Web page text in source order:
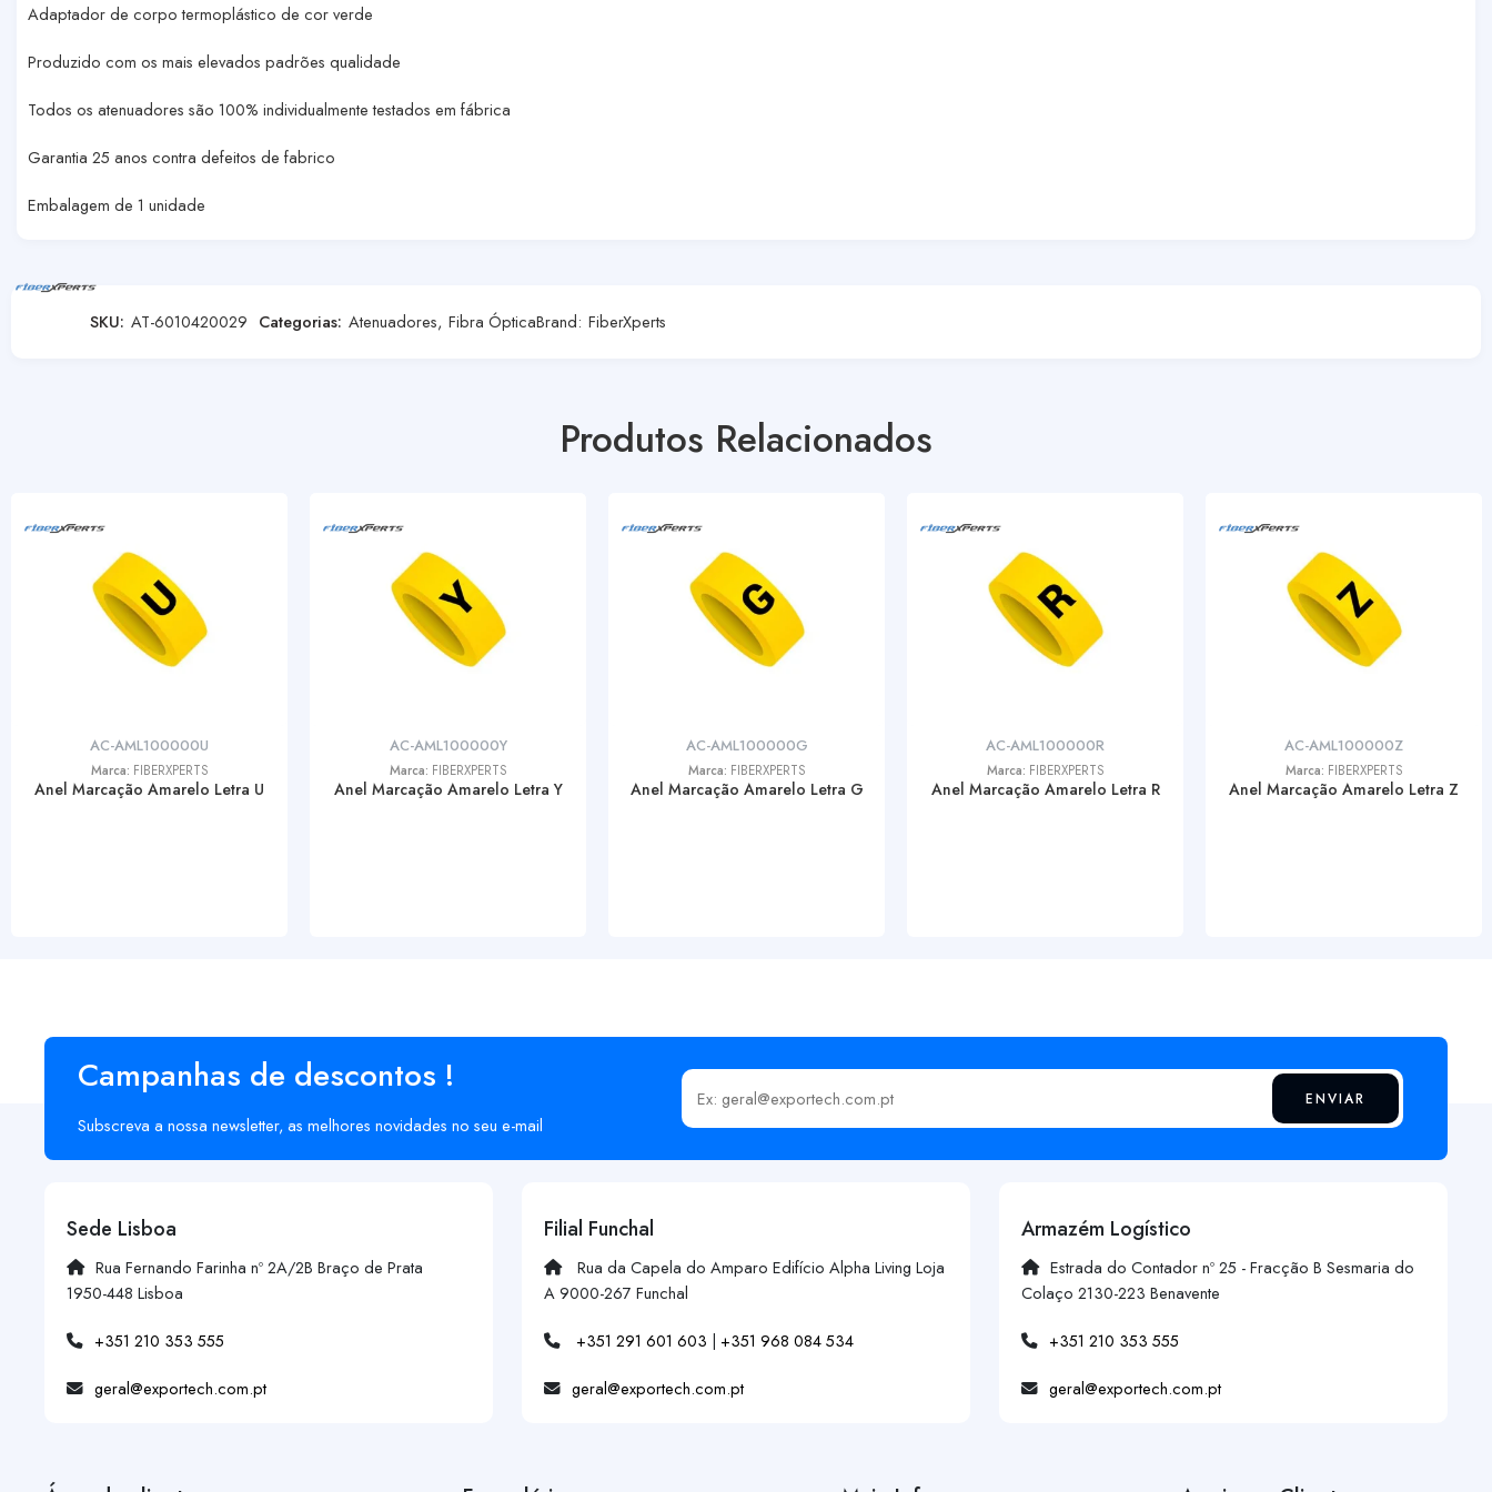
Adaptador de corpo termoplástico de cor verde
Produzido com os mais elevados padrões qualidade
Todos os atenuadores são 100% individualmente testados em fábrica
Garantia 25 anos contra defeitos de fabrico
Embalagem de 1 unidade
SKU: AT-6010420029 Categorias: Atenuadores, Fibra ÓpticaBrand: FiberXperts
Produtos Relacionados
AC-AML100000U
Marca: FIBERXPERTS
Anel Marcação Amarelo Letra U
AC-AML100000Y
Marca: FIBERXPERTS
Anel Marcação Amarelo Letra Y
AC-AML100000G
Marca: FIBERXPERTS
Anel Marcação Amarelo Letra G
AC-AML100000R
Marca: FIBERXPERTS
Anel Marcação Amarelo Letra R
AC-AML100000Z
Marca: FIBERXPERTS
Anel Marcação Amarelo Letra Z
Campanhas de descontos !
Subscreva a nossa newsletter, as melhores novidades no seu e-mail
Insira o seu email ENVIAR
Sede Lisboa
Rua Fernando Farinha nº 2A/2B Braço de Prata
1950-448 Lisboa
+351 210 353 555
geral@exportech.com.pt
Filial Funchal
Rua da Capela do Amparo Edifício Alpha Living Loja
A 9000-267 Funchal
+351 291 601 603 | +351 968 084 534
geral@exportech.com.pt
Armazém Logístico
Estrada do Contador nº 25 - Fracção B Sesmaria do
Colaço 2130-223 Benavente
+351 210 353 555
geral@exportech.com.pt